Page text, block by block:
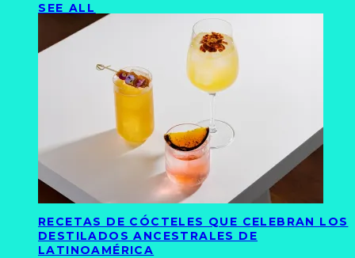
SEE ALL
RECETAS DE CÓCTELES QUE CELEBRAN LOS
DESTILADOS ANCESTRALES DE
LATINOAMÉRICA